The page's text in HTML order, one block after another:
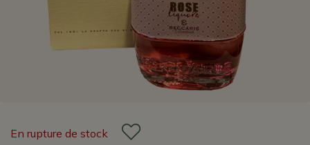
En rupture de stock